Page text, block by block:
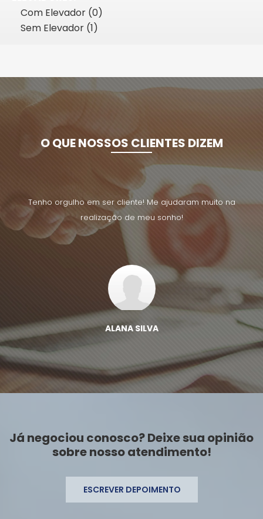
Com Elevador (0)
Sem Elevador (1)
O QUE NOSSOS CLIENTES DIZEM
na
Tenho orgulho em ser cliente! Me ajudaram muito na
realização de meu sonho!
ALANA SILVA
Já negociou conosco? Deixe sua opinião
sobre nosso atendimento!
ESCREVER DEPOIMENTO